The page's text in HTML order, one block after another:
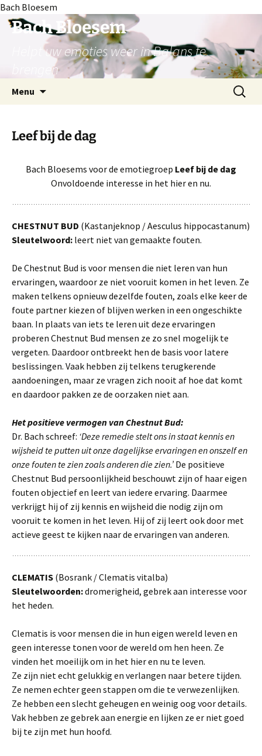
Bach Bloesem
GaBach Bloesem
Helpt uw emoties weer in Balans te
brengen
Menu
Zoeken
naar:
Leef bij de dag
Bach Bloesems voor de emotiegroep Leef bij de dag
Onvoldoende interesse in het hier en nu.
CHESTNUT BUD (Kastanjeknop / Aesculus hippocastanum)
Sleutelwoord: leert niet van gemaakte fouten.
De Chestnut Bud is voor mensen die niet leren van hun
ervaringen, waardoor ze niet vooruit komen in het leven. Ze
maken telkens opnieuw dezelfde fouten, zoals elke keer de
foute partner kiezen of blijven werken in een ongeschikte
baan. In plaats van iets te leren uit deze ervaringen
proberen Chestnut Bud mensen ze zo snel mogelijk te
vergeten. Daardoor ontbreekt hen de basis voor latere
beslissingen. Vaak hebben zij telkens terugkerende
aandoeningen, maar ze vragen zich nooit af hoe dat komt
en daardoor pakken ze de oorzaken niet aan.
Het positieve vermogen van Chestnut Bud:
Dr. Bach schreef: ‘Deze remedie stelt ons in staat kennis en
wijsheid te putten uit onze dagelijkse ervaringen en onszelf en
onze fouten te zien zoals anderen die zien.’De positieve
Chestnut Bud persoonlijkheid beschouwt zijn of haar eigen
fouten objectief en leert van iedere ervaring. Daarmee
verkrijgt hij of zij kennis en wijsheid die nodig zijn om
vooruit te komen in het leven. Hij of zij leert ook door met
actieve geest te kijken naar de ervaringen van anderen.
CLEMATIS (Bosrank / Clematis vitalba)
Sleutelwoorden:dromerigheid, gebrek aan interesse voor
het heden.
Clematis is voor mensen die in hun eigen wereld leven en
geen interesse tonen voor de wereld om hen heen. Ze
vinden het moeilijk om in het hier en nu te leven.
Ze zijn niet echt gelukkig en verlangen naar betere tijden.
Ze nemen echter geen stappen om die te verwezenlijken.
Ze hebben een slecht geheugen en weinig oog voor details.
Vak hebben ze gebrek aan energie en lijken ze er niet goed
bij te zijn met hun hoofd.